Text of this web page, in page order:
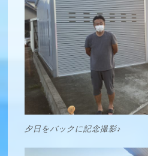
夕日をバックに記念撮影♪